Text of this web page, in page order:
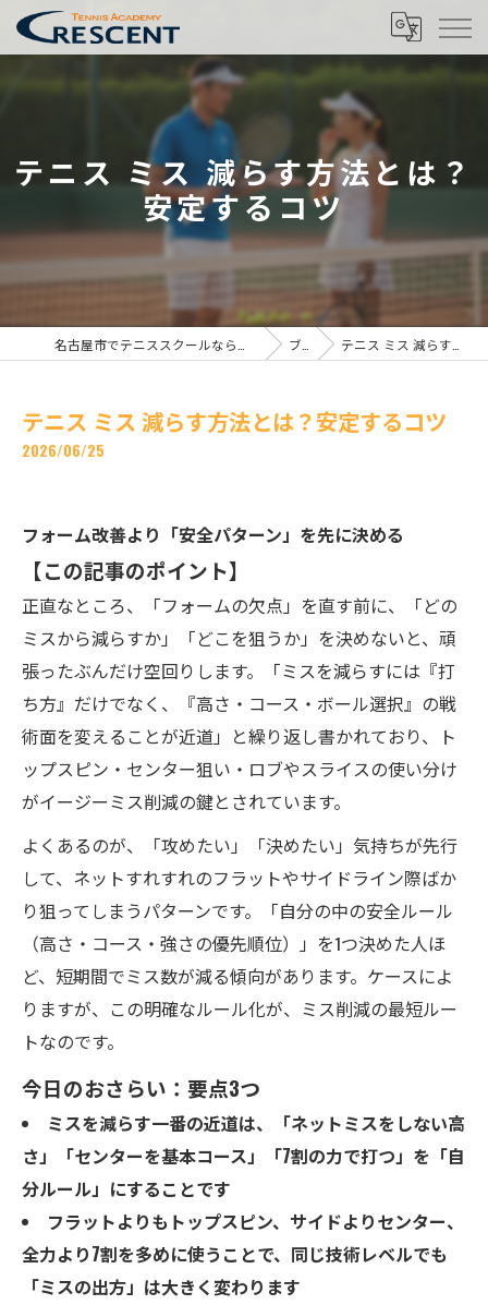
テニス ミス 減らす方法とは？
安定するコツ
ブログ テニス ミス 減らす方法とは？安定するコツ
テニス ミス 減らす方法とは？安定するコツ
2026/06/25
フォーム改善より「安全パターン」を先に決める
【この記事のポイント】
正直なところ、「フォームの欠点」を直す前に、「どの
ミスから減らすか」「どこを狙うか」を決めないと、頑
張ったぶんだけ空回りします。「ミスを減らすには『打
ち方』だけでなく、『高さ・コース・ボール選択』の戦
術面を変えることが近道」と繰り返し書かれており、ト
ップスピン・センター狙い・ロブやスライスの使い分け
がイージーミス削減の鍵とされています。
よくあるのが、「攻めたい」「決めたい」気持ちが先行
して、ネットすれすれのフラットやサイドライン際ばか
り狙ってしまうパターンです。「自分の中の安全ルール
（高さ・コース・強さの優先順位）」を1つ決めた人ほ
ど、短期間でミス数が減る傾向があります。ケースによ
りますが、この明確なルール化が、ミス削減の最短ルー
トなのです。
今日のおさらい：要点3つ
ミスを減らす一番の近道は、「ネットミスをしない高
さ」「センターを基本コース」「7割の力で打つ」を「自
分ルール」にすることです
フラットよりもトップスピン、サイドよりセンター、
全力より7割を多めに使うことで、同じ技術レベルでも
「ミスの出方」は大きく変わります